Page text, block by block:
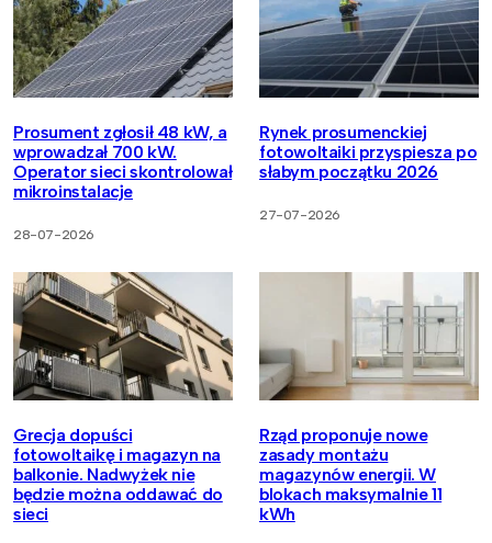
Prosument zgłosił 48 kW, a
wprowadzał 700 kW.
Operator sieci skontrolował
mikroinstalacje
28-07-2026
Rynek prosumenckiej
fotowoltaiki przyspiesza po
słabym początku 2026
27-07-2026
Grecja dopuści
fotowoltaikę i magazyn na
balkonie. Nadwyżek nie
będzie można oddawać do
sieci
Rząd proponuje nowe
zasady montażu
magazynów energii. W
blokach maksymalnie 11
kWh